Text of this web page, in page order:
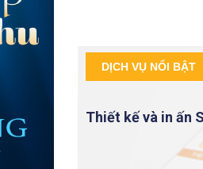
DỊCH VỤ NỔI BẬT